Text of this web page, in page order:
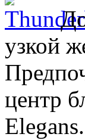
узкой
центр